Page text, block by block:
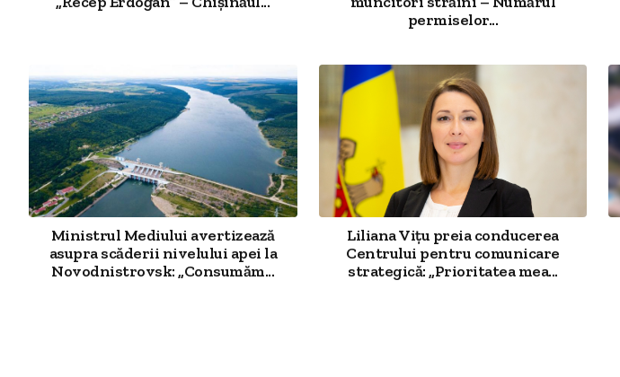
permiselor...
Ministrul Mediului avertizează
asupra scăderii nivelului apei la
Novodnistrovsk: „Consumăm...
Liliana Vițu preia conducerea
Centrului pentru comunicare
strategică: „Prioritatea mea...